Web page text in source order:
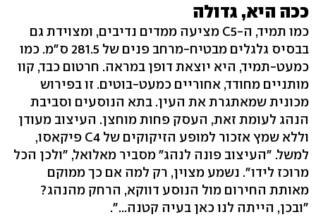
ככה היא, גדולה
כמו תמיד, ה-C5 מציעה ממדים נדיבים, ומצוידת גם
בבסיס גלגלים מבטיח-מרחב פנים של 281.5 ס"מ. כמו
כמעט-תמיד, היא יוצאת דופן במראה. חרטום כבד, קוו
מותניים מחודד, אחוריים כמעט-בוטים. זו בפירוש
מכונית שמאתגרת את העין. בתא הנוסעים וסביבת
הנהג לעומת זאת, העסק פחות מוחצן. העיצוב מעודן
וללא שמץ אזכור למופע הזיקוקים של C4 פיקאסו,
למשל. "העיצוב פונה לנהג" מסביר מאלואל, "ולכן הכל
מרוכז לידו". נשמע מצוין, רק למה אם כך ממוקם
מאותת החירום מול הנוסע דווקא, הרחק מהנהג?
"ובכן, הייתה לנו כאן בעיה קטנה...".